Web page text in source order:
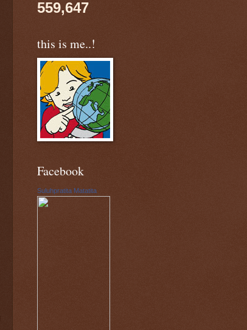
559,647
this is me..!
Facebook
Suluhpratita Matatita